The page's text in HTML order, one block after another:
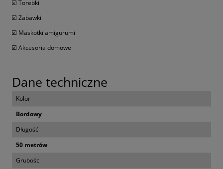
☑️ Torebki
☑️ Zabawki
☑️ Maskotki amigurumi
☑️ Akcesoria domowe
Dane techniczne
Kolor
Bordowy
Długość
50 metrów
Grubośc